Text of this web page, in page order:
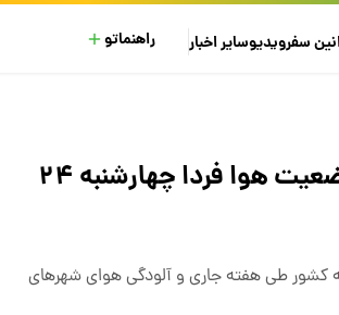
سفرویدیوسایراخبار راهنماتو
وضعیت آب و هوا امروز سه شنبه ۲۳ بهمن ۱۴۰۳/ پیش بینی وضعیت هوا فردا چهارشنبه ۲۴
کشور طی هفته جاری و آلودگی هوای شهرهای